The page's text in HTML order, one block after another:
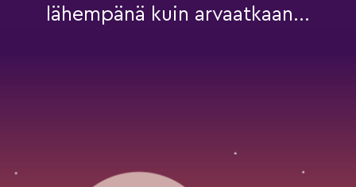
lähempänä kuin arvaatkaan...